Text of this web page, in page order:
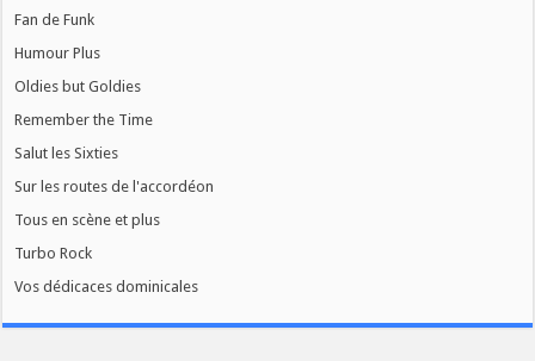
Fan de Funk
Humour Plus
Oldies but Goldies
Remember the Time
Salut les Sixties
Sur les routes de l'accordéon
Tous en scène et plus
Turbo Rock
Vos dédicaces dominicales